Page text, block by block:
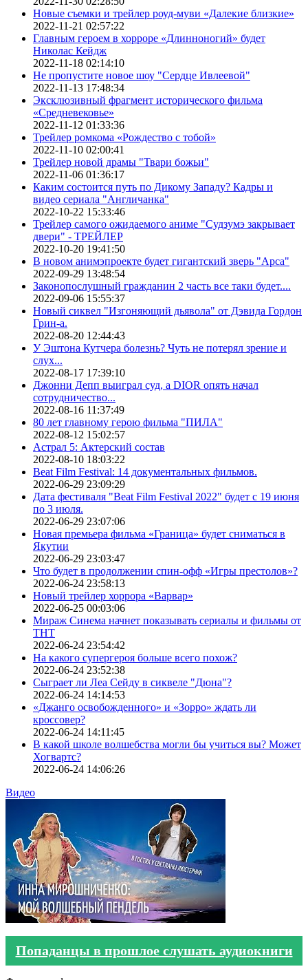
Новые съемки и трейлер роуд-муви «Далекие близкие»
2022-11-21 02:57:22
Главным героем в хорроре «Длинноногий» будет
Николас Кейдж
2022-11-18 02:14:10
Не пропустите новое шоу "Сердце Ивлеевой"
2022-11-13 17:48:34
Эксклюзивный фрагмент исторического фильма
«Средневековье»
2022-11-12 01:33:36
Трейлер ромкома «Рождество с тобой»
2022-11-10 02:00:41
Трейлер новой драмы "Твари божьи"
2022-11-06 01:36:17
Каким состоится путь по Дикому Западу? Кадры и
видео сериала "Англичанка"
2022-10-22 15:33:46
Трейлер самого ожидаемого аниме "Судзумэ закрывает
двери" - ТРЕЙЛЕР
2022-10-20 19:41:50
В новом анимэпроекте будет гигантский зверь "Арса"
2022-09-29 13:48:54
Законопослушный гражданин 2 часть все таки будет....
2022-09-06 15:55:37
Новый сиквел "Изгоняющий дьявола" от Дэвида Гордон
Грин-а.
2022-08-20 12:44:43
У Эштона Кутчера болезнь? Чуть не потерял зрение и
слух...
2022-08-17 17:39:10
Джонни Депп выиграл суд, а DIOR опять начал
сотрудничество...
2022-08-16 11:37:49
80 лет главному герою фильма "ПИЛА"
2022-08-12 15:02:57
Астрал 5: Актерский состав
2022-08-10 18:03:22
Beat Film Festival: 14 документальных фильмов.
2022-06-29 23:09:29
Дата фестиваля "Beat Film Festival 2022" будет с 19 июня
по 3 июля.
2022-06-29 23:07:06
Новая премьера фильма «Граница» будет сниматься в
Якутии
2022-06-29 23:03:47
Что будет в продолжении спин-офф «Игры престолов»?
2022-06-24 23:58:13
Новый трейлер хоррора «Варвар»
2022-06-25 00:03:06
Мираж Синема начнет показывать сериалы и фильмы от
ТНТ
2022-06-24 23:54:42
На какого супергероя больше всего похож?
2022-06-24 23:52:38
Сыграет ли Леа Сейду в сиквеле "Дюна"?
2022-06-24 14:14:53
«Джанго освобожденного» и «Зорро» ждать ли
кроссовер?
2022-06-24 14:11:45
В какой школе волшебства могли бы учиться вы? Может
Хогвартс?
2022-06-24 14:06:26
Видео
Попаданцы в прошлое слушать аудиокниги